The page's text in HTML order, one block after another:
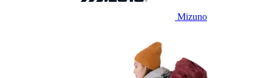
Mizuno